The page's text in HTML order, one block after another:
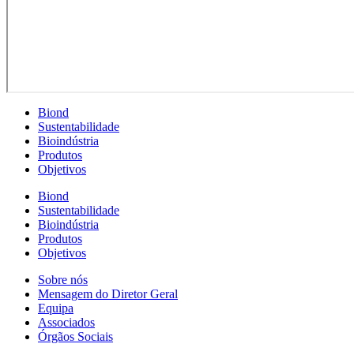
Biond
Sustentabilidade
Bioindústria
Produtos
Objetivos
Biond
Sustentabilidade
Bioindústria
Produtos
Objetivos
Sobre nós
Mensagem do Diretor Geral
Equipa
Associados
Órgãos Sociais